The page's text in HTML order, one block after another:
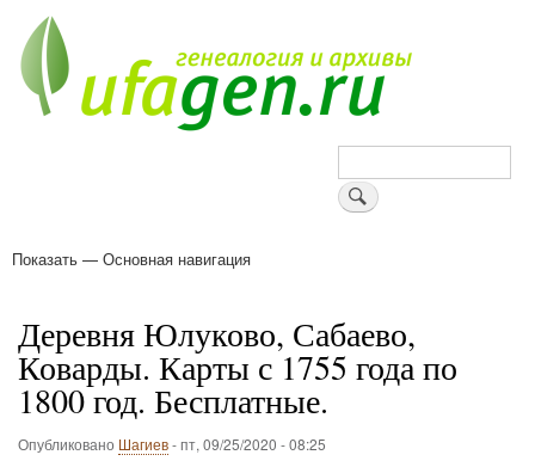
основному
содержанию
Поиск
Основная
Показать — Основная навигация
Деревня Юлуково, Сабаево,
Коварды. Карты с 1755 года по
1800 год. Бесплатные.
Опубликовано Шагиев-пт, 09/25/2020 - 08:25